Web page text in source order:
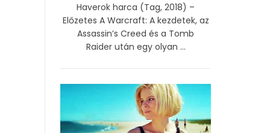
Haverok harca (Tag, 2018) –
Előzetes A Warcraft: A kezdetek, az
Assassin’s Creed és a Tomb
Raider után egy olyan ...